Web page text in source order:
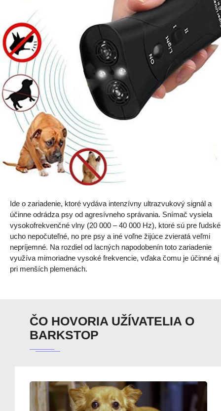
Ide o zariadenie, ktoré vydáva intenzívny ultrazvukový signál a
účinne odrádza psy od agresívneho správania. Snímač vysiela
vysokofrekvenčné vlny (20 000 – 40 000 Hz), ktoré sú pre ľudské
ucho nepočuteľné, no pre psy a iné voľne žijúce zvieratá veľmi
nepríjemné. Na rozdiel od lacných napodobenín toto zariadenie
využíva mimoriadne vysoké frekvencie, vďaka čomu je účinné aj
pri menších plemenách.
ČO HOVORIA UŽÍVATELIA O
BARKSTOP